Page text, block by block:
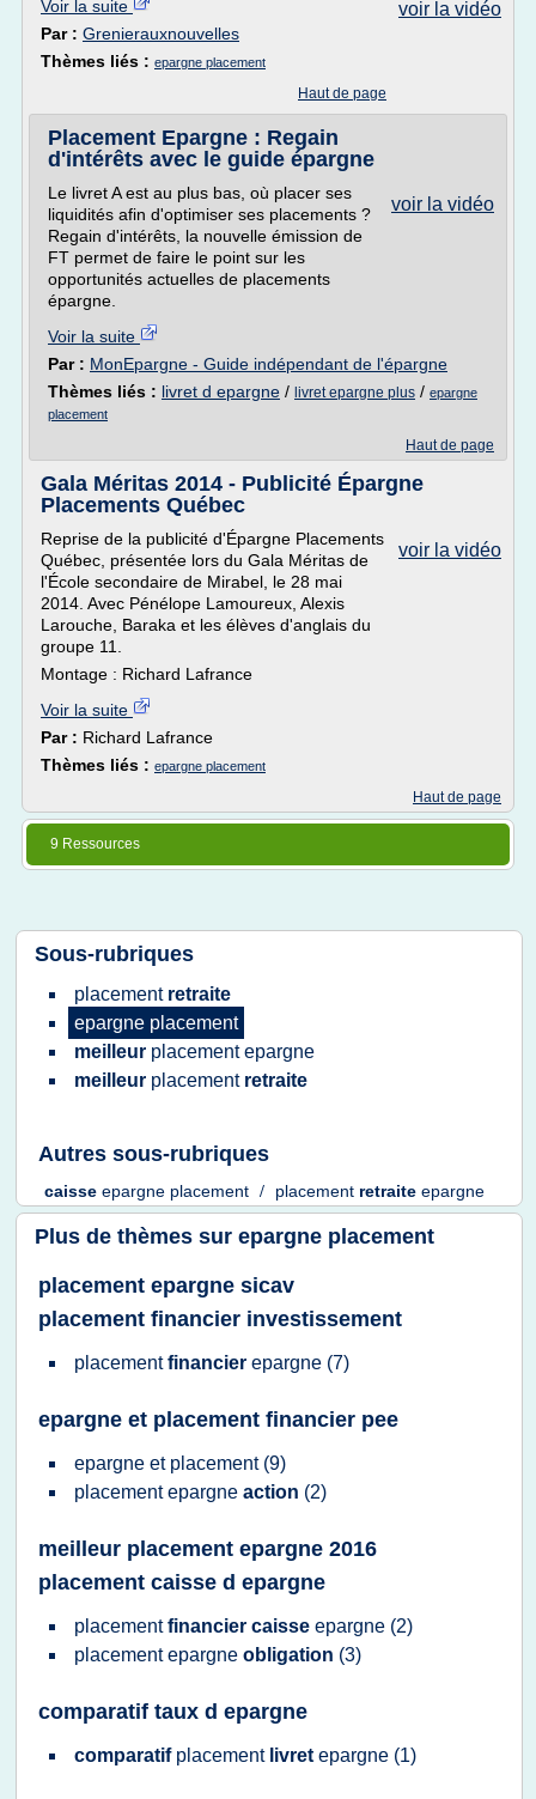
voir la vidéo
Voir la suite
Par : Grenierauxnouvelles
Thèmes liés : epargne placement
Haut de page
Placement Epargne : Regain
d'intérêts avec le guide épargne
voir la vidéo
Le livret A est au plus bas, où placer ses
liquidités afin d'optimiser ses placements ?
Regain d'intérêts, la nouvelle émission de
FT permet de faire le point sur les
opportunités actuelles de placements
épargne.
Voir la suite
Par : MonEpargne - Guide indépendant de l'épargne
Thèmes liés : livret d epargne / livret epargne plus / epargne
placement
Haut de page
Gala Méritas 2014 - Publicité Épargne
Placements Québec
voir la vidéo
Reprise de la publicité d'Épargne Placements
Québec, présentée lors du Gala Méritas de
l'École secondaire de Mirabel, le 28 mai
2014. Avec Pénélope Lamoureux, Alexis
Larouche, Baraka et les élèves d'anglais du
groupe 11.
Montage : Richard Lafrance
Voir la suite
Par : Richard Lafrance
Thèmes liés : epargne placement
Haut de page
9 Ressources
Sous-rubriques
placement retraite
epargne placement
meilleur placement epargne
meilleur placement retraite
Autres sous-rubriques
caisse epargne placement / placement retraite epargne
Plus de thèmes sur epargne placement
placement epargne sicav
placement financier investissement
placementfinancier epargne (7)
epargne et placement financier pee
epargne et placement (9)
placement epargne action (2)
meilleur placement epargne 2016
placement caisse d epargne
placementfinancier caisse epargne (2)
placement epargne obligation (3)
comparatif taux d epargne
comparatif placement livret epargne (1)